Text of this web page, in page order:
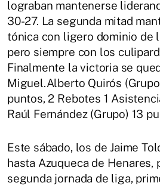
lograban mantenerse
30-27. La segunda mitad
tónica con ligero dominio de
pero siempre con los
Finalmente la victoria se
Miguel.Alberto Quirós
puntos, 2 Rebotes 1
Raúl Fernández (Grupo) 13
Este sábado, los de Jaime
hasta Azuqueca de Henares,
segunda jornada de liga,